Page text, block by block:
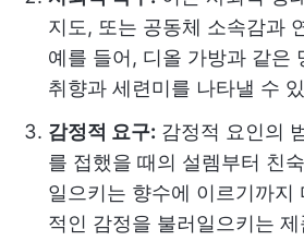
지도, 또는 공동체 소속감과
예를 들어, 디올 가방과 같은
취향과 세련미를 나타낼 수
감정적 요구: 감정적 요인의
를 접했을 때의 설렘부터 친
일으키는 향수에 이르기까지
적인 감정을 불러일으키는